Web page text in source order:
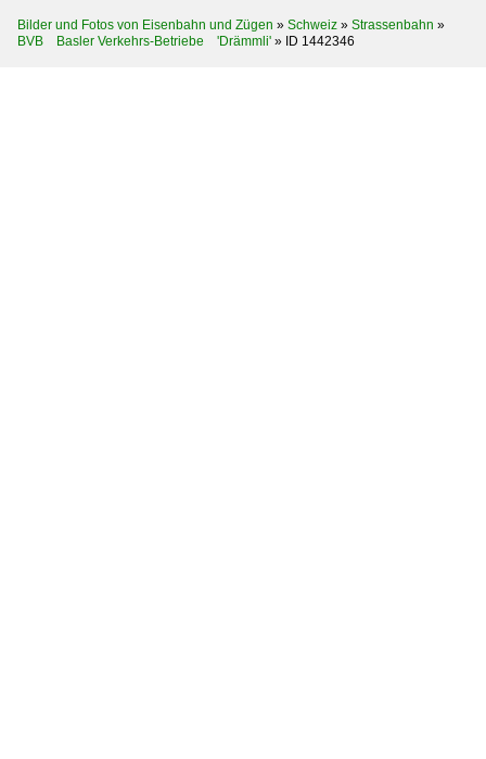
Bilder und Fotos von Eisenbahn und Zügen » Schweiz » Strassenbahn »
BVB Basler Verkehrs-Betriebe 'Drämmli' » ID 1442346